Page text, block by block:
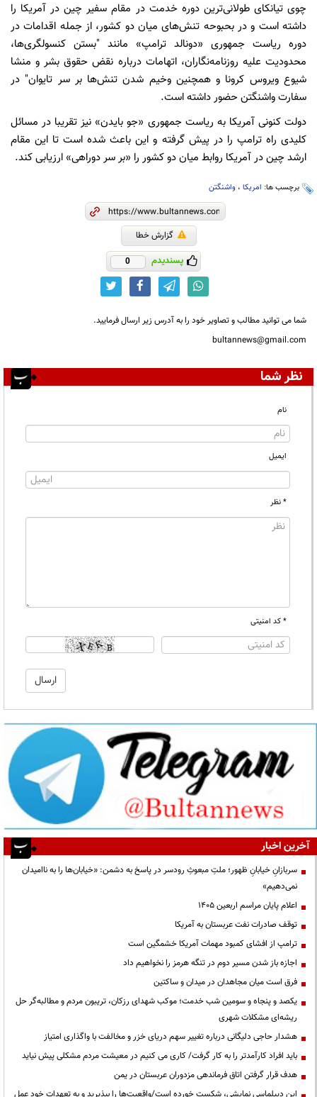
چوی تیانکای طولانی‌ترین دوره خدمت در مقام سفیر چین در آمریکا را
داشته است و در بحبوحه تنش‌های میان دو کشور، از جمله اقدامات در
دوره ریاست جمهوری «دونالد ترامپ» مانند "بستن کنسولگری‌ها،
محدودیت علیه روزنامه‌نگاران، اتهامات درباره نقض حقوق بشر و منشا
شیوع ویروس کرونا و همچنین وخیم شدن تنش‌ها بر سر تایوان" در
سفارت واشنگتن حضور داشته است.
دولت کنونی آمریکا به ریاست جمهوری «جو بایدن» نیز تقریبا در مسائل
کلیدی راه ترامپ را در پیش گرفته و این باعث شده است تا این مقام
ارشد چین در آمریکا روابط میان دو کشور را «بر سر دوراهی» ارزیابی کند.
برچسب ها: امریکا ، واشنگتن
گزارش خطا
پسندیدم 0
شما می توانید مطالب و تصاویر خود را به آدرس زیر ارسال فرمایید.
bultannews@gmail.com
نظر شما
نام
ایمیل
* نظر
* کد امنیتی
آخرین اخبار
سربازانِ خیابانِ ظهور؛ ملتِ مبعوثِ رودسر در پاسخ به دشمن: «خیابان‌ها را به ناامیدان
نمی‌دهیم»
اعلام پایان مراسم اربعین ۱۴۰۵
توقف صادرات نفت عربستان به آمریکا
ترامپ از افشای کمبود مهمات آمریکا خشمگین است
اجازه باز شدن مسیر دوم در تنگه هرمز را نخواهیم داد
فرق است میان مجاهدان در میدان و ساکتین
یکصد و پنجاه و سومین شب خدمت؛ موکب شهدای رزکان، تریبون مردم و مطالبه‌گر حل
ریشه‌ای مشکلات شهری
هشدار حاجی دلیگانی درباره تغییر سهم دریای خزر و مخالفت با واگذاری امتیاز
باید افراد کارآمدتر را به کار گرفت/ کاری می کنیم در معیشت مردم مشکلی پیش نیاید
هدف قرار گرفتن اتاق‌ فرماندهی مزدوران عربستان در یمن
این دیپلماسی نمایشی، شکست خورده است/واقعیت‌ها را بپذیرید و به تعهدات خود عمل